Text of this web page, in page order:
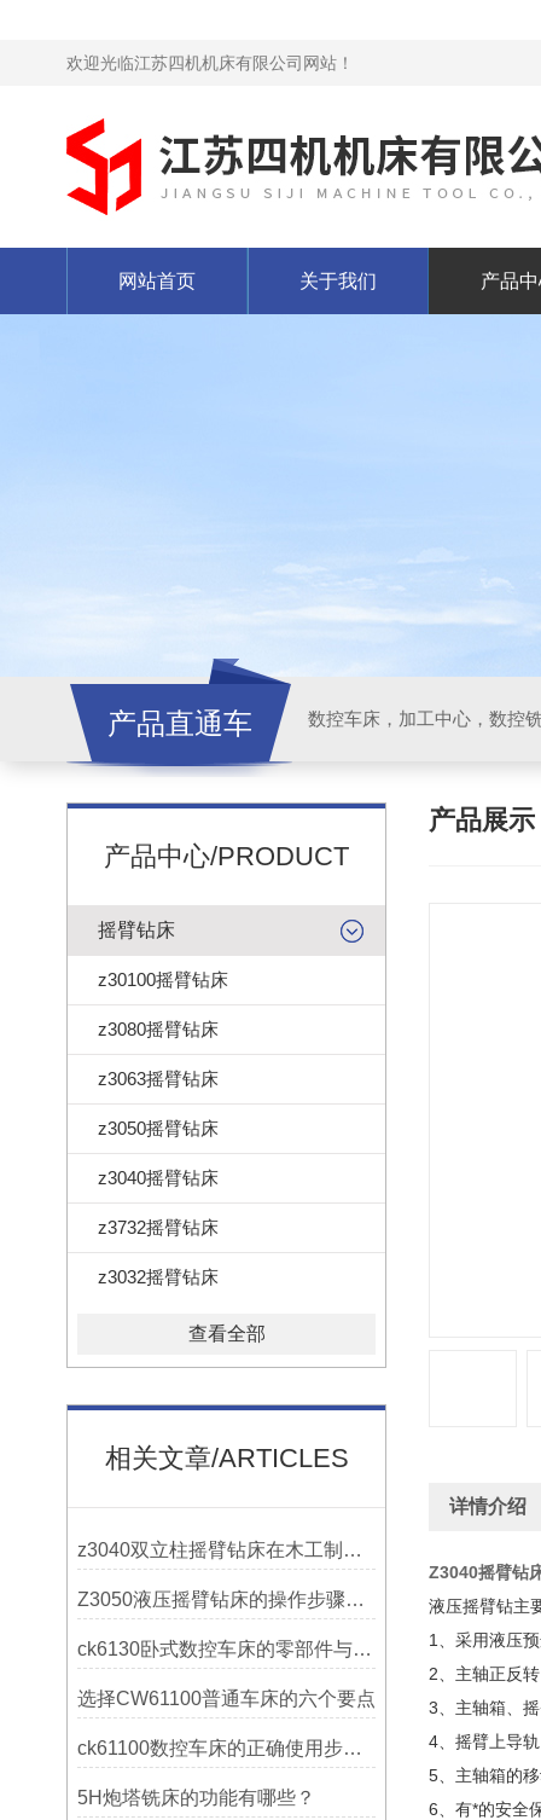
欢迎光临江苏四机机床有限公司网站！
网站首页 关于我们 产品
产品直通车
产品中心/PRODUCT
摇臂钻床
z30100摇臂钻床
z3080摇臂钻床
z3063摇臂钻床
z3050摇臂钻床
z3040摇臂钻床
z3732摇臂钻床
z3032摇臂钻床
查看全部
相关文章/ARTICLES
z3040双立柱摇臂钻床在木工制作中的应用
Z3050液压摇臂钻床的操作步骤与安全注意事项
ck6130卧式数控车床的零部件与配置解析
选择CW61100普通车床的六个要点
ck61100数控车床的正确使用步骤是什么？
5H炮塔铣床的功能有哪些？
产品展示
详情介绍
Z3040摇臂钻
液压摇臂钻主
1、采用液压
2、主轴正反
3、主轴箱、
4、摇臂上导
5、主轴箱的
6、有*的安全